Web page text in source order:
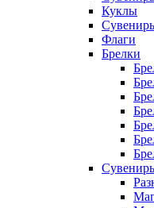
Куклы
Флаги
Брелки